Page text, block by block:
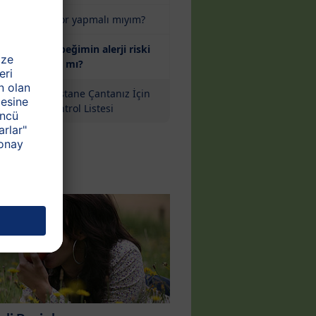
Spor yapmalı mıyım?
Bebeğimin alerji riski
var mı?
Hastane Çantanız İçin
Kontrol Listesi